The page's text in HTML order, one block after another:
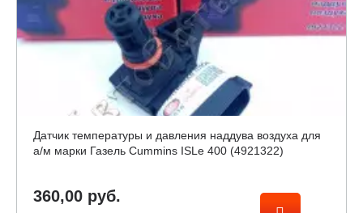
Датчик температуры и давления наддува воздуха для
а/м марки Газель Cummins ISLe 400 (4921322)
360,00 руб.